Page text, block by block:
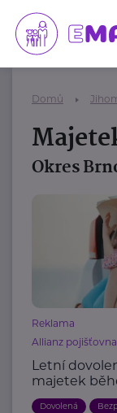
Domů
Okres
Reklama
Allianz
Letní
majetek
Dovolená